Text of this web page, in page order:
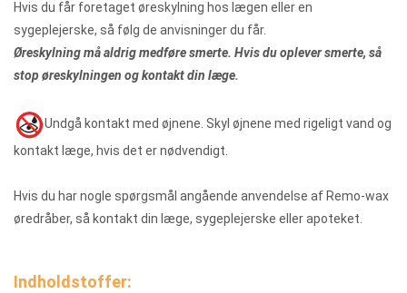
Hvis du får foretaget øreskylning hos lægen eller en
sygeplejerske, så følg de anvisninger du får.
Øreskylning må aldrig medføre smerte. Hvis du oplever smerte, så
stop øreskylningen og kontakt din læge.
Undgå kontakt med øjnene. Skyl øjnene med rigeligt vand og
kontakt læge, hvis det er nødvendigt.
Hvis du har nogle spørgsmål angående anvendelse af Remo-wax
øredråber, så kontakt din læge, sygeplejerske eller apoteket.
Indholdstoffer: